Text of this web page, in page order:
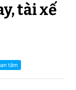
tài xế